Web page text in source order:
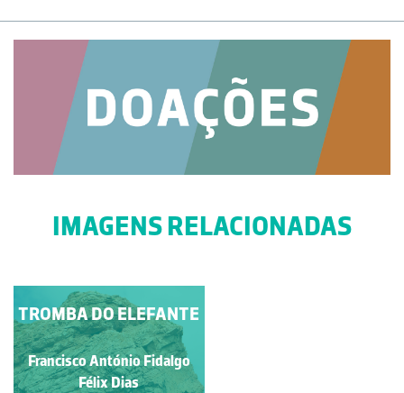
IMAGENS RELACIONADAS
TROMBA DO
ELEFANTE
Francisco António Fidalgo
Félix Dias
TROMBA DO ELEFANTE
Francisco António Fidalgo
Félix Dias